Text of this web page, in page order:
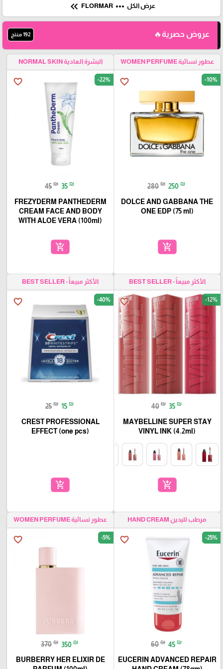
عرض الكل more_horiz
FLORMAR
keyboard_double_arrow_left
عروض حصرية🔥 192 منتج
عطور نسائية WOMEN PERFUME
favorite_border -10%
280 ₪ 250 ₪
DOLCE AND GABBANA THE
ONE EDP (75 ml)
add_shopping_cart
البشرة العادية NORMAL SKIN
favorite_border -22%
45 ₪ 35 ₪
FREZYDERM PANTHEDERM
CREAM FACE AND BODY
WITH ALOE VERA (100ml)
add_shopping_cart
الأكثر مبيعاً - BEST SELLER
favorite_border -12%
40 ₪ 35 ₪
MAYBELLINE SUPER STAY
VINYL INK (4.2ml)
add_shopping_cart
الأكثر مبيعاً - BEST SELLER
favorite_border -40%
25 ₪ 15 ₪
CREST PROFESSIONAL
EFFECT (one pcs)
add_shopping_cart
مرطب لليدين HAND CREAM
favorite_border -25%
60 ₪ 45 ₪
EUCERIN ADVANCED REPAIR
عطور نسائية WOMEN PERFUME
favorite_border -5%
370 ₪ 350 ₪
BURBERRY HER ELIXIR DE